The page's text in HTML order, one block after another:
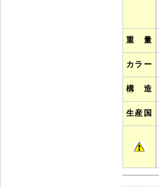
重 量
カラー
構 造
生産国